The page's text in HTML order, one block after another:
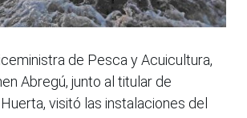
de Pesca y Acuicultura,
Abregú, junto al titular de
visitó las instalaciones del